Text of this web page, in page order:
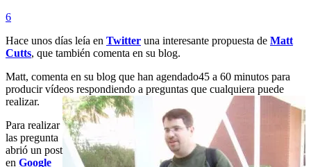
6
Hace unos días leía en Twitter una interesante propuesta de Matt
Cutts, que también comenta en su blog.
Matt, comenta en su blog que han agendado45 a 60 minutos para
producir vídeos respondiendo a preguntas que cualquiera puede
realizar.
Para realizar
las pregunta
abrió un post
en Google